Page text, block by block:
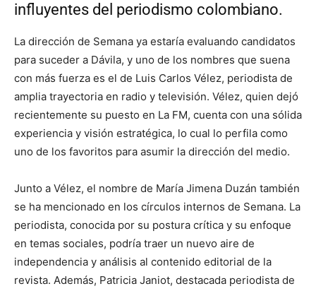
influyentes del periodismo colombiano.
La dirección de Semana ya estaría evaluando candidatos
para suceder a Dávila, y uno de los nombres que suena
con más fuerza es el de Luis Carlos Vélez, periodista de
amplia trayectoria en radio y televisión. Vélez, quien dejó
recientemente su puesto en La FM, cuenta con una sólida
experiencia y visión estratégica, lo cual lo perfila como
uno de los favoritos para asumir la dirección del medio.
Junto a Vélez, el nombre de María Jimena Duzán también
se ha mencionado en los círculos internos de Semana. La
periodista, conocida por su postura crítica y su enfoque
en temas sociales, podría traer un nuevo aire de
independencia y análisis al contenido editorial de la
revista. Además, Patricia Janiot, destacada periodista de